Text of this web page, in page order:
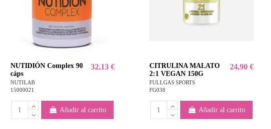
NUTIDIÓN Complex 90
cáps
NUTILAB
15000021
32,13 €
Añadir al carrito
CITRULINA MALATO
2:1 VEGAN 150G
FULLGAS SPORTS
FG038
24,90 €
Añadir al carrito